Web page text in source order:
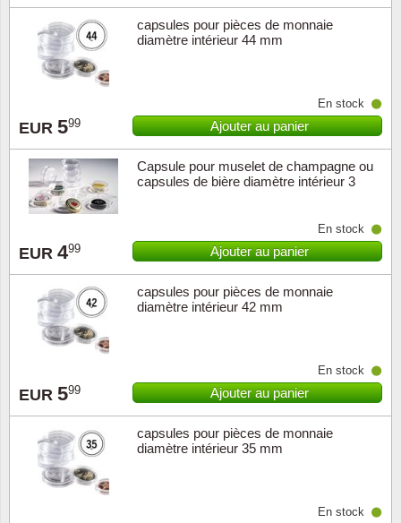
capsules pour pièces de monnaie
diamètre intérieur 44 mm
EUR 599
En stock
Ajouter au panier
Capsule pour muselet de champagne ou
capsules de bière diamètre intérieur 3
EUR 499
En stock
Ajouter au panier
capsules pour pièces de monnaie
diamètre intérieur 42 mm
EUR 599
En stock
Ajouter au panier
capsules pour pièces de monnaie
diamètre intérieur 35 mm
En stock